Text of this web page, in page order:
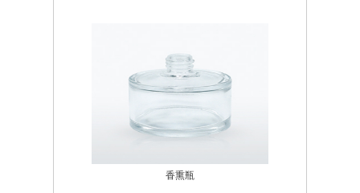
香熏瓶